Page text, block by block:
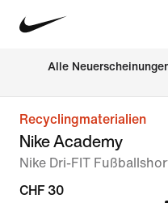
Alle
Recyclingmaterialien
Nike Academy
Nike Dri-FIT
CHF 30